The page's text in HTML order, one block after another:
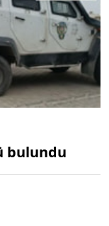
bulundu